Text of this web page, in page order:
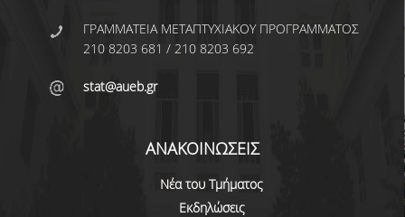
ΩΡΕΣ ΓΡΑΦΕΙΟΥ
ΟΔΗΓΟΣ ΣΠΟΥΔΩΝ
ΟΔΗΓΟΣ ΣΠΟΥΔΩΝ 2025-26
ΓΡΑΜΜΑΤΕΙΑ ΜΕΤΑΠΤΥΧΙΑΚΟΥ ΠΡΟΓΡΑΜΜΑΤΟΣ
210 8203 681 / 210 8203 692
stat@aueb.gr
ΑΝΑΚΟΙΝΩΣΕΙΣ
Νέα του Τμήματος
Εκδηλώσεις